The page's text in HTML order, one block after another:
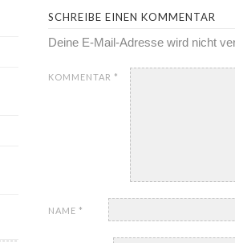
SCHREIBE EINEN KOMMENTAR
Deine E-Mail-Adresse wird nicht
KOMMENTAR *
NAME *